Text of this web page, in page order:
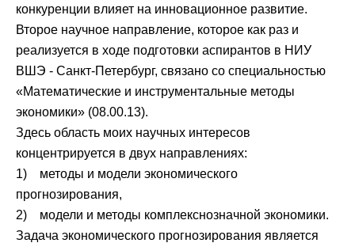
конкуренции влияет на инновационное развитие.
Второе научное направление, которое как раз и
реализуется в ходе подготовки аспирантов в НИУ
ВШЭ - Санкт-Петербург, связано со специальностью
«Математические и инструментальные методы
экономики» (08.00.13).
Здесь область моих научных интересов
концентрируется в двух направлениях:
1) методы и модели экономического
прогнозирования,
2) модели и методы комплекснозначной экономики.
Задача экономического прогнозирования является